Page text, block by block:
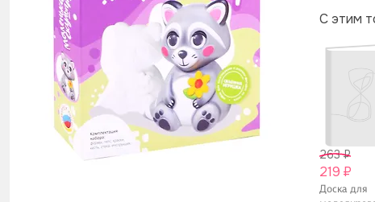
С этим
263 ₽
219 ₽
Доска для